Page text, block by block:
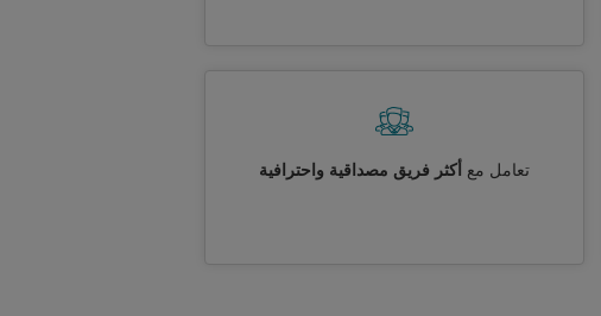
تعامل مع أكثر فريق مصداقية واحترافية